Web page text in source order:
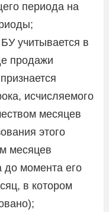
периода на
учитывается в
продажи
исчисляемого
месяцев
этого
месяцев
до момента его
в котором